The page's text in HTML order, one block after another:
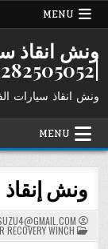
Skip
MENU
ونش انقاذ
|01282505052
ونش انقاذ سيارات الفرسان
MENU
ونش إنقاذ
POSTED
IN
RECOVERY WINCH